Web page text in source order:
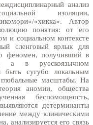
анализ
изоляции,
«хикка». Автор
понятия: от его
и социальном контексте
сленговый ярлык для
феномен, получивший в
а в русскоязычном
быть сугубо локальным
масштабы. На
аномии, общества
беспомощность,
детерминанты
между клиническими
анализируется его связь